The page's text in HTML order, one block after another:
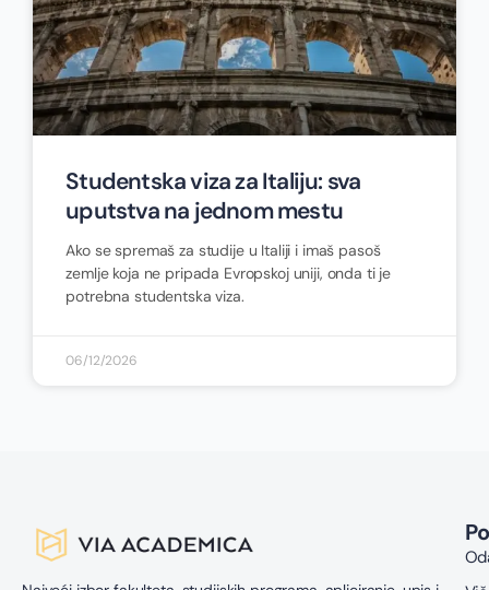
Studentska viza za Italiju: sva
uputstva na jednom mestu
Ako se spremaš za studije u Italiji i imaš pasoš
zemlje koja ne pripada Evropskoj uniji, onda ti je
potrebna studentska viza.
06/12/2026